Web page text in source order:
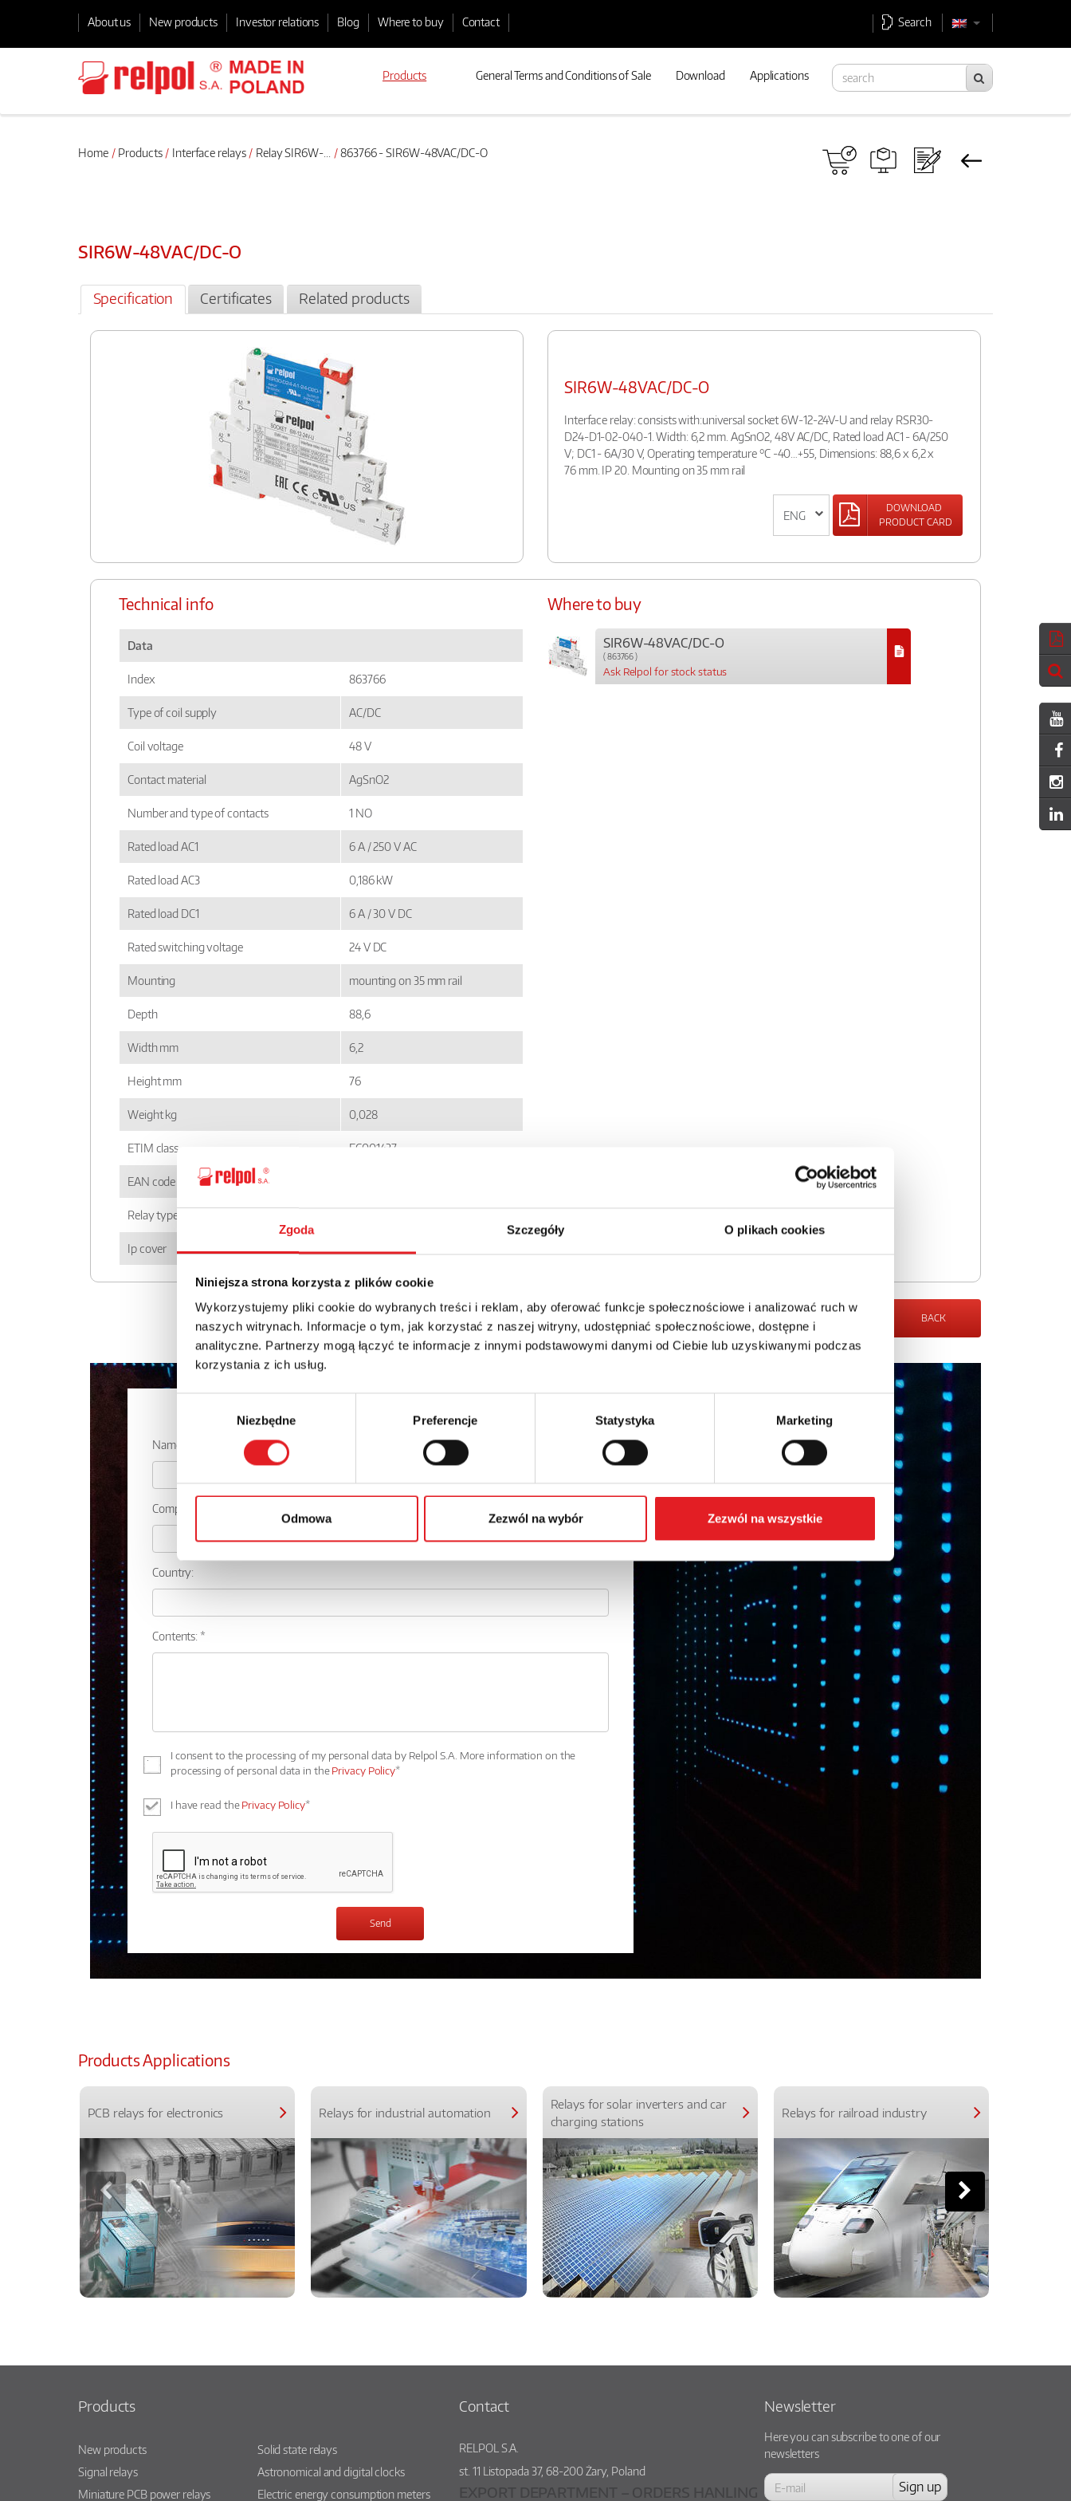
Zgoda Szczegóły O plikach cookies
Niniejsza strona korzysta z plików cookie
Wykorzystujemy pliki cookie do wybranych treści i reklam, aby oferować funkcje społecznościowe i analizować ruch w
naszych witrynach. Informacje o tym, jak korzystać z naszej witryny, udostępniać społecznościowe, dostępne i
analityczne. Partnerzy mogą łączyć te informacje z innymi podstawowymi danymi od Ciebie lub uzyskiwanymi podczas
korzystania z ich usług.
Niezbędne Preferencje Statystyka Marketing
Odmowa Zezwól na wybór Zezwól na wszystkie
About us New products Investor relations Blog Where to buy Contact Search
Products General Terms and Conditions of Sale Download Applications
Home Products Interface relays Relay SIR6W-... 863766 - SIR6W-48VAC/DC-O
SIR6W-48VAC/DC-O
Specification Certificates Related products
SIR6W-48VAC/DC-O
Interface relay: consists with:universal socket 6W-12-24V-U and relay RSR30-
D24-D1-02-040-1. Width: 6,2 mm. AgSnO2, 48V AC/DC, Rated load AC1 - 6A/250
V; DC1 - 6A/30 V, Operating temperature °C -40…+55, Dimensions: 88,6 x 6,2 x
76 mm. IP 20. Mounting on 35 mm rail
DOWNLOAD
PRODUCT CARD
Technical info
Data
Index 863766
Type of coil supply AC/DC
Coil voltage 48 V
Contact material AgSnO2
Number and type of contacts 1 NO
Rated load AC1 6 A / 250 V AC
Rated load AC3 0,186 kW
Rated load DC1 6 A / 30 V DC
Rated switching voltage 24 V DC
Mounting mounting on 35 mm rail
Depth 88,6
Width mm 6,2
Height mm 76
Weight kg 0,028
ETIM class EC001437
EAN code
Relay type
Ip cover IP 20
Where to buy
SIR6W-48VAC/DC-O
( 863766 )
Ask Relpol for stock status
BACK
Ask for the details of the offer
Name: * Email: *
Company:
Country:
Contents: *
I consent to the processing of my personal data by Relpol S.A. More information on the
processing of personal data in thePrivacy Policy*
I have read thePrivacy Policy*
Products Applications
PCB relays for electronics Relays for industrial automation
Relays for solar inverters and car
charging stations
Relays for railroad industry
Products
New products
Signal relays
Miniature PCB power relays
Solid state relays
Astronomical and digital clocks
Electric energy consumption meters
Contact
RELPOL S.A.
st. 11 Listopada 37,68-200Żary, Poland
Newsletter
Here you can subscribe to one of our
newsletters